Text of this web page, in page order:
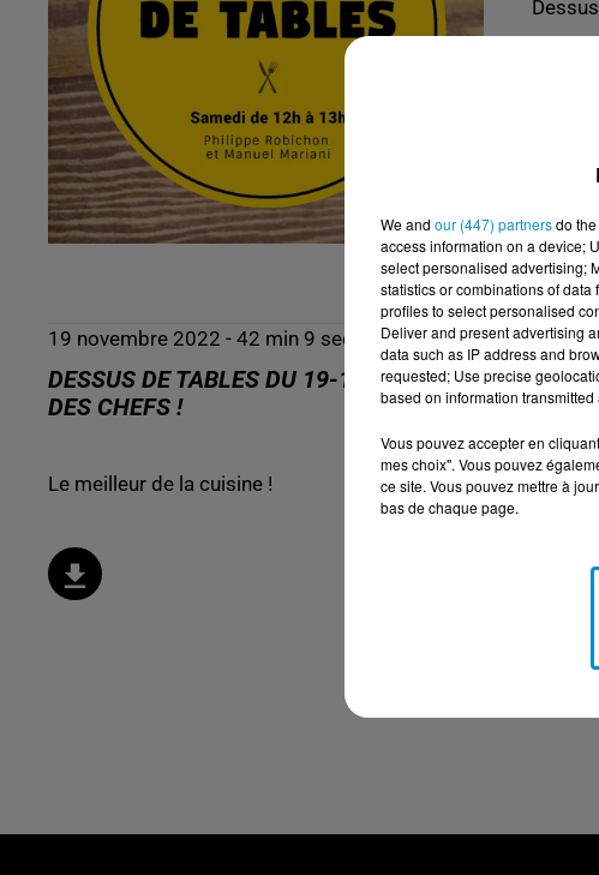
19 novembre 2022 - 42 min 9 sec
DESSUS DE TABLES DU 19-11-2022 : SÉBASTIEN
DES CHEFS !
Le meilleur de la cuisine !
We and our (447) partnersdo
access information on a device;
select personalised advertising;
statistics or combinations of
profiles to select personalised
Deliver and present advertising
data such as IP address and
requested; Use precise
based on information transmitted
Vous pouvez accepter en
mes choix". Vous pouvez
ce site. Vous pouvez mettre à
bas de chaque page.